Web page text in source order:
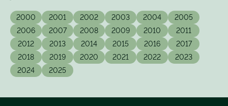
2000 2001 2002 2003 2004
2005
2006
2007 2008 2009 2010
2011
2012
2013 2014 2015 2016
2017
2018
2019 2020 2021 2022
2023
2024
2025